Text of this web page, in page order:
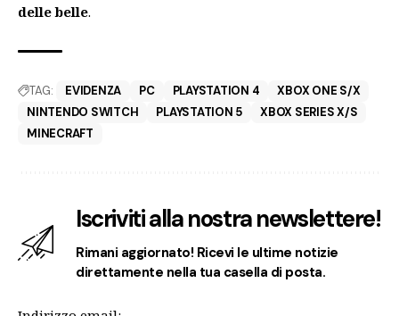
delle belle.
TAG: EVIDENZA PC PLAYSTATION 4
XBOX ONE S/X
NINTENDO SWITCH
PLAYSTATION 5
XBOX SERIES X/S
MINECRAFT
Iscriviti alla nostra newslettere!
Rimani aggiornato! Ricevi le ultime notizie
direttamente nella tua casella di posta.